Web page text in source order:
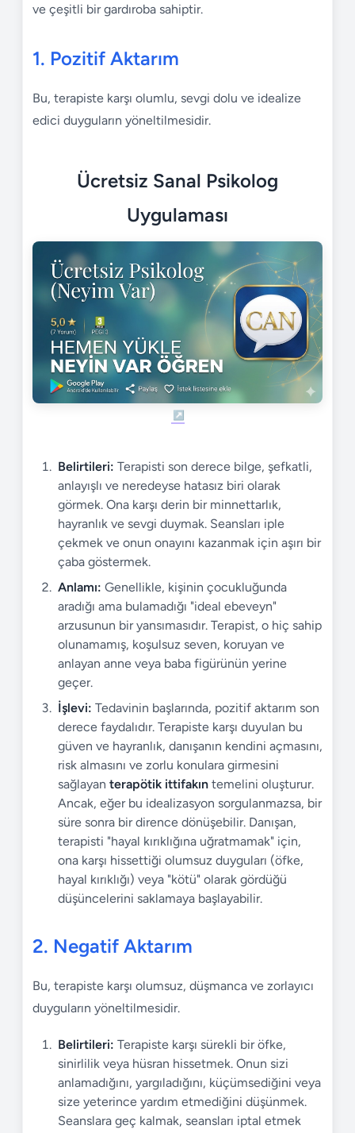
ve çeşitli bir gardıroba sahiptir.
1. Pozitif Aktarım
Bu, terapiste karşı olumlu, sevgi dolu ve idealize
edici duyguların yöneltilmesidir.
Ücretsiz Sanal Psikolog
Uygulaması
Belirtileri: Terapisti son derece bilge, şefkatli,
anlayışlı ve neredeyse hatasız biri olarak
görmek. Ona karşı derin bir minnettarlık,
hayranlık ve sevgi duymak. Seansları iple
çekmek ve onun onayını kazanmak için aşırı bir
çaba göstermek.
Anlamı: Genellikle, kişinin çocukluğunda
aradığı ama bulamadığı "ideal ebeveyn"
arzusunun bir yansımasıdır. Terapist, o hiç sahip
olunamamış, koşulsuz seven, koruyan ve
anlayan anne veya baba figürünün yerine
geçer.
İşlevi: Tedavinin başlarında, pozitif aktarım son
derece faydalıdır. Terapiste karşı duyulan bu
güven ve hayranlık, danışanın kendini açmasını,
risk almasını ve zorlu konulara girmesini
sağlayan terapötik ittifakın temelini oluşturur.
Ancak, eğer bu idealizasyon sorgulanmazsa, bir
süre sonra bir dirence dönüşebilir. Danışan,
terapisti "hayal kırıklığına uğratmamak" için,
ona karşı hissettiği olumsuz duyguları (öfke,
hayal kırıklığı) veya "kötü" olarak gördüğü
düşüncelerini saklamaya başlayabilir.
2. Negatif Aktarım
Bu, terapiste karşı olumsuz, düşmanca ve zorlayıcı
duyguların yöneltilmesidir.
Belirtileri: Terapiste karşı sürekli bir öfke,
sinirlilik veya hüsran hissetmek. Onun sizi
anlamadığını, yargıladığını, küçümsediğini veya
size yeterince yardım etmediğini düşünmek.
Seanslara geç kalmak, seansları iptal etmek